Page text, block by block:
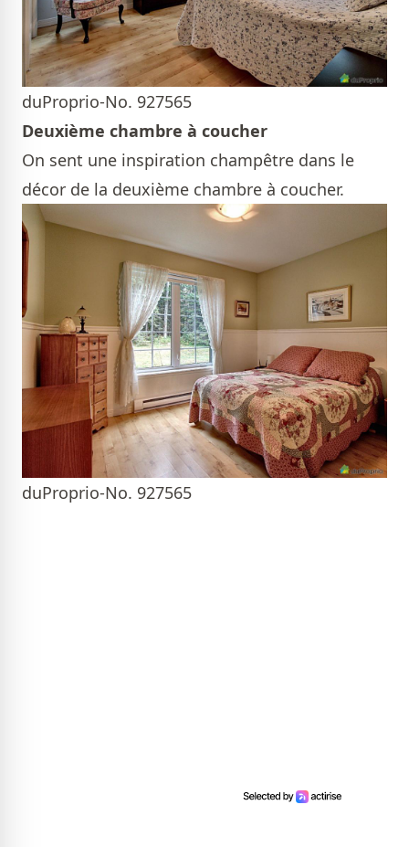
duProprio-No. 927565
Deuxième chambre à coucher
On sent une inspiration champêtre dans le
décor de la deuxième chambre à coucher.
duProprio-No. 927565